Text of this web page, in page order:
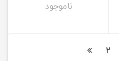
ناموجود
2